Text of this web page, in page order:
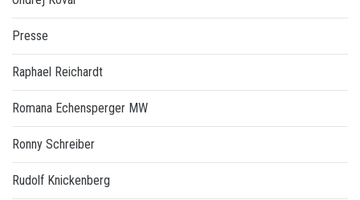
Presse
Raphael Reichardt
Romana Echensperger MW
Ronny Schreiber
Rudolf Knickenberg